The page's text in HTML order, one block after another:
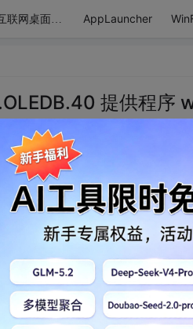
C#互联网桌面应用 AppLauncher
提供程序
win7 64bit系统，怎么解决？
这种办法，也不行，